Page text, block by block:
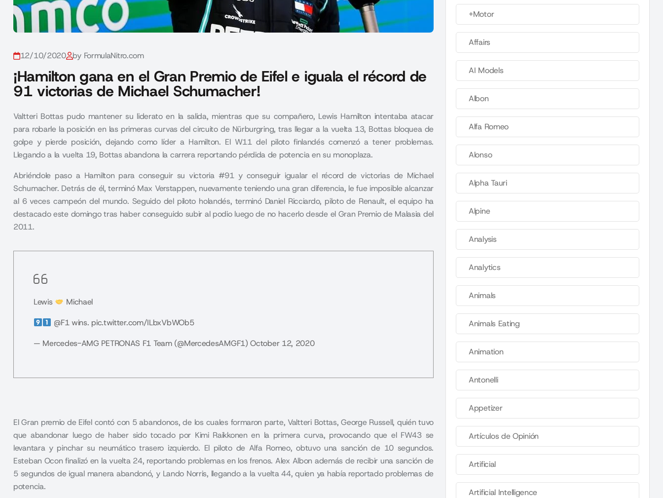
12/10/2020 by FormulaNitro.com
¡Hamilton gana en el Gran Premio de Eifel e iguala el récord de
91 victorias de Michael Schumacher!
Valtteri Bottas pudo mantener su liderato en la salida, mientras que su compañero, Lewis Hamilton intentaba atacar
para robarle la posición en las primeras curvas del circuito de Nürburgring, tras llegar a la vuelta 13, Bottas bloquea de
golpe y pierde posición, dejando como líder a Hamilton. El W11 del piloto finlandés comenzó a tener problemas.
Llegando a la vuelta 19, Bottas abandona la carrera reportando pérdida de potencia en su monoplaza.
Abriéndole paso a Hamilton para conseguir su victoria #91 y conseguir igualar el récord de victorias de Michael
Schumacher. Detrás de él, terminó Max Verstappen, nuevamente teniendo una gran diferencia, le fue imposible alcanzar
al 6 veces campeón del mundo. Seguido del piloto holandés, terminó Daniel Ricciardo, piloto de Renault, el equipo ha
destacado este domingo tras haber conseguido subir al podio luego de no hacerlo desde el Gran Premio de Malasia del
2011.
Lewis
Michael
@F1wins. pic.twitter.com/ILbxVbWOb5
— Mercedes-AMG PETRONAS F1 Team (@MercedesAMGF1)October 12, 2020
El Gran premio de Eifel contó con 5 abandonos, de los cuales formaron parte, Valtteri Bottas, George Russell, quién tuvo
que abandonar luego de haber sido tocado por Kimi Raikkonen en la primera curva, provocando que el FW43 se
levantara y pinchar su neumático trasero izquierdo. El piloto de Alfa Romeo, obtuvo una sanción de 10 segundos.
Esteban Ocon finalizó en la vuelta 24, reportando problemas en los frenos. Alex Albon además de recibir una sanción de
5 segundos de igual manera abandonó, y Lando Norris, llegando a la vuelta 44, quien ya había reportado problemas de
potencia.
+Motor
Affairs
AI Models
Albon
Alfa Romeo
Alonso
Alpha Tauri
Alpine
Analysis
Analytics
Animals
Animals Eating
Animation
Antonelli
Appetizer
Artículos de Opinión
Artificial
Artificial Intelligence